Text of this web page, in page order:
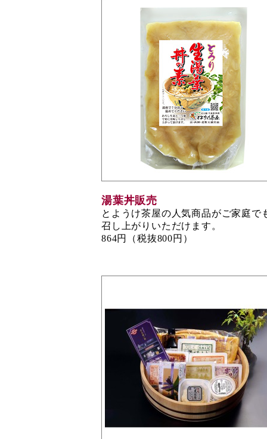
湯葉丼販売
とようけ茶屋の人気商品がご家庭で
召し上がりいただけます。
864円（税抜800円）